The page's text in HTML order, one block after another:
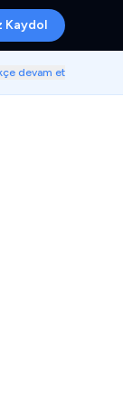
Kaydol
devam et